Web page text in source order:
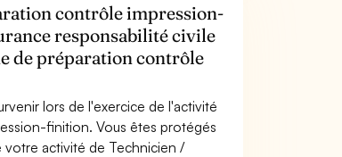
contrôle impression-
responsabilité civile
de préparation contrôle
lors de l'exercice de l'activité
finition. Vous êtes protégés
votre activité de Technicien /